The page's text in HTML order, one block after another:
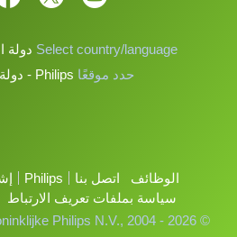
Select country/language دولة
حدد موقعًاPhilips - دولة الكويت
الوظائف اتصل بنا Philips
سياسة بملفات تعريف الارتباط
© Koninklijke Philips N.V., 2004 - 2026. كل الحقوق محفوظة.